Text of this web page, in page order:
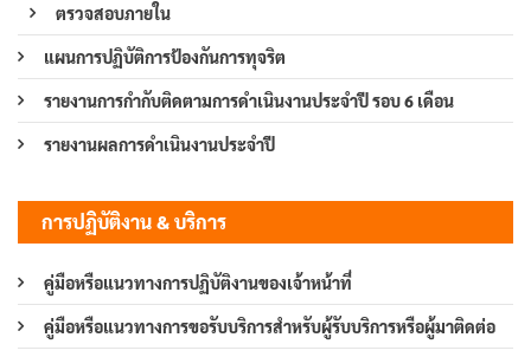
ตรวจสอบภายใน
แผนการปฏิบัติการป้องกันการทุจริต
รายงานการกำกับติดตามการดำเนินงานประจำปี รอบ 6 เดือน
รายงานผลการดำเนินงานประจำปี
การปฏิบัติงาน & บริการ
คู่มือหรือแนวทางการปฏิบัติงานของเจ้าหน้าที่
คู่มือหรือแนวทางการขอรับบริการสำหรับผู้รับบริการหรือผู้มาติดต่อ